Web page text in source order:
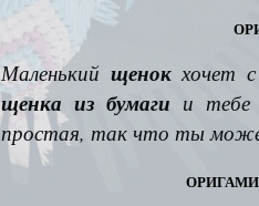
Маленький щенокхочет
щенка из бумаги и тебе
простая, так что ты